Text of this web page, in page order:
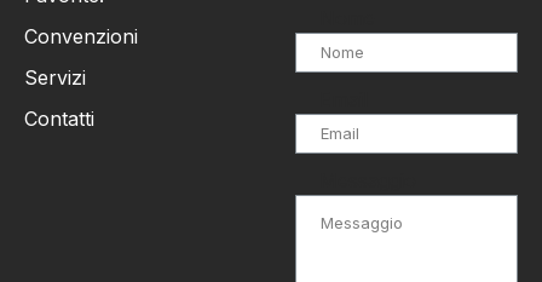
Convenzioni
Servizi
Contatti